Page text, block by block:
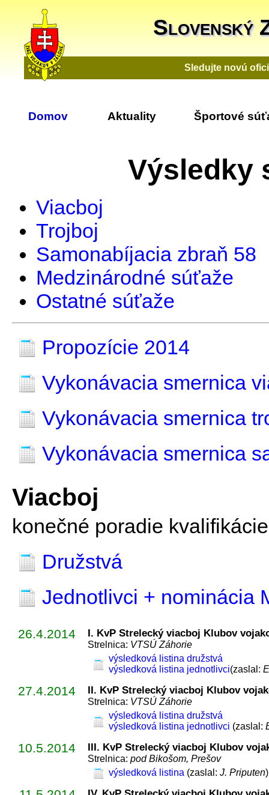
Slovenský
Sledujte novú
Domov Aktuality Športové
Výsledky
Viacboj
Trojboj
Samonabíjacia zbraň 58
Medzinárodné súťaže
Ostatné súťaže
Propozície 2014
Vykonávacia smernica
Vykonávacia smernica
Vykonávacia smernica
Viacboj
konečné poradie
Družstvá
Jednotlivci + nominácia
26.4.2014 I. KvP Strelecký viacboj Klubov
Strelnica: VTSÚ Záhorie
výsledková listina družstvá
výsledková listina jednotlivci(zaslal:
27.4.2014 II. KvP Strelecký viacboj Klubov
Strelnica: VTSÚ Záhorie
výsledková listina družstvá
výsledková listina jednotlivci (zaslal:
10.5.2014 III. KvP Strelecký viacboj Klubov
Strelnica: pod Bikošom, Prešov
výsledková listina (zaslal: J. Priputen)